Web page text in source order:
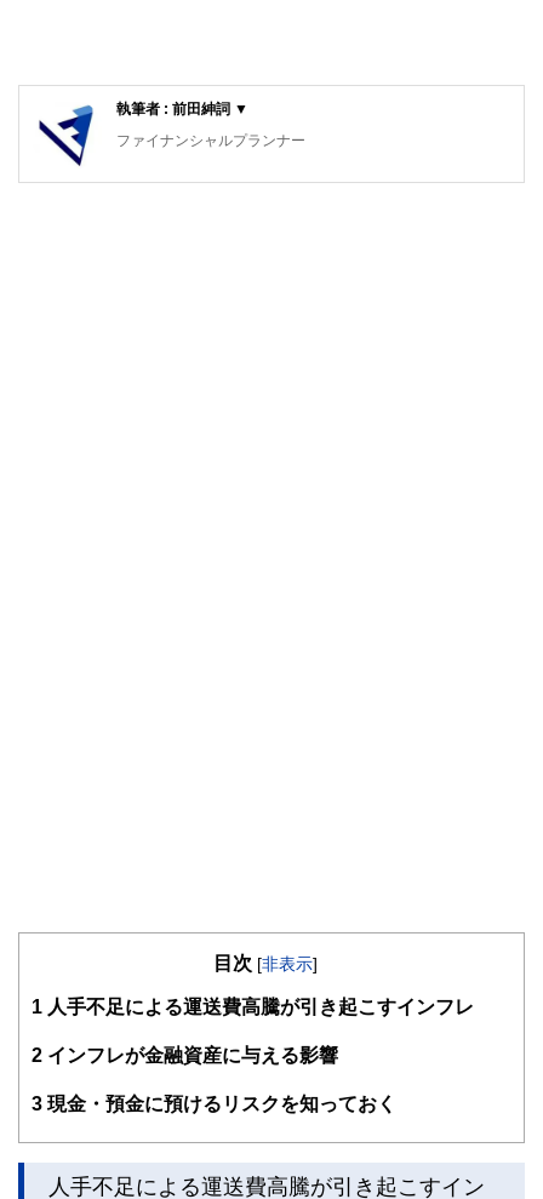
執筆者 : 前田紳詞 ▼
ファイナンシャルプランナー
日本経済新聞読み方専任講師、ドラッカー学会学会員、前田
目次 [非表示]
1 人手不足による運送費高騰が引き起こすインフレ
2 インフレが金融資産に与える影響
3 現金・預金に預けるリスクを知っておく
人手不足による運送費高騰が引き起こすイン